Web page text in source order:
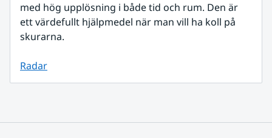
med hög upplösning i både tid och rum. Den är
ett värdefullt hjälpmedel när man vill ha koll på
skurarna.
Radar